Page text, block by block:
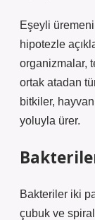
Eşeyli
hipotezle
organizmalar,
ortak atadan
bitkiler,
yoluyla ürer.
Bakteriler iki
çubuk ve